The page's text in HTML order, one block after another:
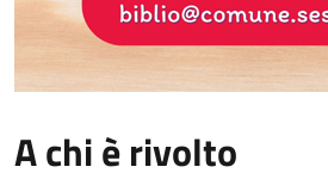
A chi è rivolto